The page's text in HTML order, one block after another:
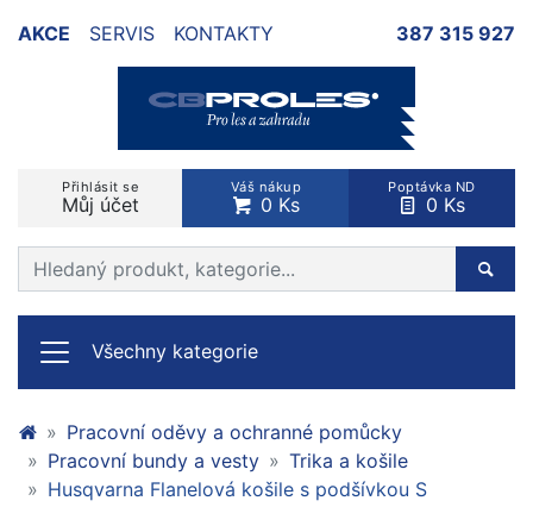
AKCE SERVIS KONTAKTY 387 315 927
Přihlásit se
Můj účet
Váš nákup
0 Ks
Poptávka ND
0 Ks
Prohledat web
Všechny kategorie
Pracovní oděvy a ochranné pomůcky
Pracovní bundy a vesty
Trika a košile
Husqvarna Flanelová košile s podšívkou S